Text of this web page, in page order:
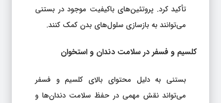
تأکید کرد. پروتئین‌های باکیفیت موجود در بستنی
می‌توانند به بازسازی سلول‌های بدن کمک کنند.
کلسیم و فسفر در سلامت دندان و استخوان
بستنی به دلیل محتوای بالای کلسیم و فسفر
می‌تواند نقش مهمی در حفظ سلامت دندان‌ها و